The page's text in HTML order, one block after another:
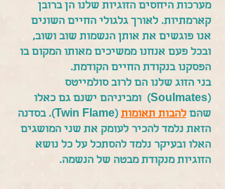
מערכות היחסים הזוגיות שלנו הן ברובן
קארמתיות. לאורך גלגולי החיים השונים
אנו פוגשים את אותן הנשמות שוב ושוב,
ובכל פעם אנחנו ממשיכים מאותו המקום בו
הפסקנו בנקודת החיים הקודמת.
בני הזוג שלנו הם לרוב סולמייטס
(Soulmates) ומביניהם ישנם גם כאלו
שהם להבות תאומות
(Twin Flame). בסדנה
הזאת נלמד להכיר לעומק את שני המושגים
האלו ובעיקר נלמד להסתכל על כל נושא
הזוגיות מנקודת מבטה של הנשמה.